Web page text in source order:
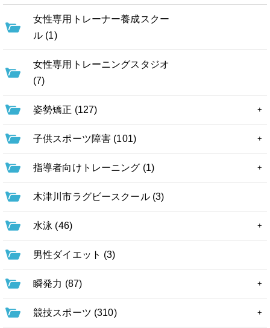
女性専用トレーナー養成スクー
ル (1)
女性専用トレーニングスタジオ
(7)
姿勢矯正 (127)
子供スポーツ障害 (101)
指導者向けトレーニング (1)
木津川市ラグビースクール (3)
水泳 (46)
男性ダイエット (3)
瞬発力 (87)
競技スポーツ (310)